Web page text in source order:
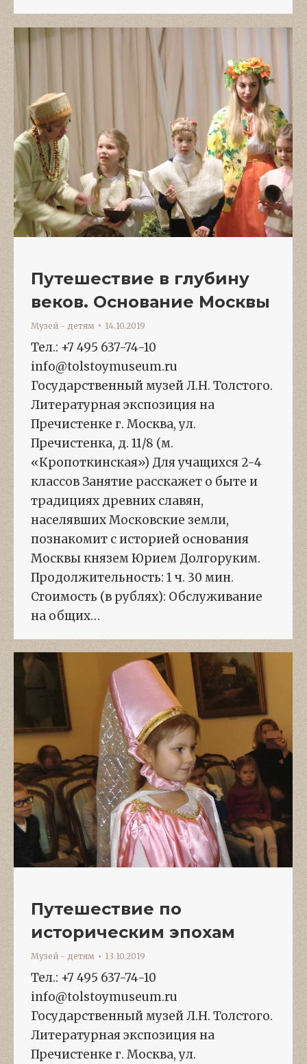
Путешествие в глубину
веков. Основание Москвы
Музей - детям 14.10.2019
Тел.: +7 495 637-74-10
info@tolstoymuseum.ru
Государственный музей Л.Н. Толстого.
Литературная экспозиция на
Пречистенке г. Москва, ул.
Пречистенка, д. 11/8 (м.
«Кропоткинская») Для учащихся 2-4
классов Занятие расскажет о быте и
традициях древних славян,
населявших Московские земли,
познакомит с историей основания
Москвы князем Юрием Долгоруким.
Продолжительность: 1 ч. 30 мин.
Стоимость (в рублях): Обслуживание
на общих…
Путешествие по
историческим эпохам
Музей - детям 13.10.2019
Тел.: +7 495 637-74-10
info@tolstoymuseum.ru
Государственный музей Л.Н. Толстого.
Литературная экспозиция на
Пречистенке г. Москва, ул.